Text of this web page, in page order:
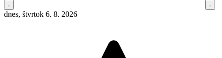
dnes, štvrtok 6. 8. 2026